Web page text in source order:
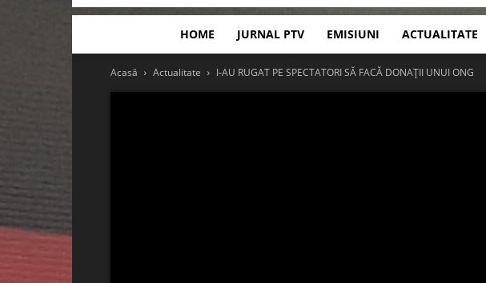
HOME JURNAL PTV EMISIUNI ACTUALITATE
Acasă Actualitate I-AU RUGAT PE SPECTATORI SĂ FACĂ DONAȚII UNUI ONG